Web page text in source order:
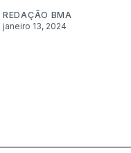
REDAÇÃO BMA
janeiro 13, 2024